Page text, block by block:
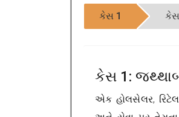
કેસ 1
કેસ 1:
એક હોલસેલર,